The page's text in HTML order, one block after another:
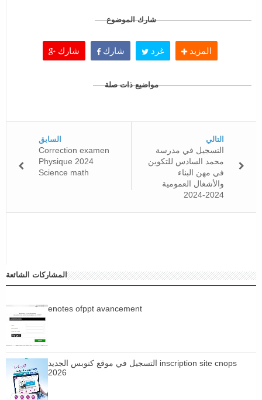
شارك الموضوع
شارك شارك غرد المزيد
مواضيع ذات صلة
التالي
التسجيل في مدرسة
محمد السادس للتكوين
في مهن البناء
والأشغال العمومية
2024-2024
السابق
Correction examen
Physique 2024
Science math
المشاركات الشائعة
enotes ofppt avancement
التسجيل في موقع كنوبس الجديد inscription site cnops
2026